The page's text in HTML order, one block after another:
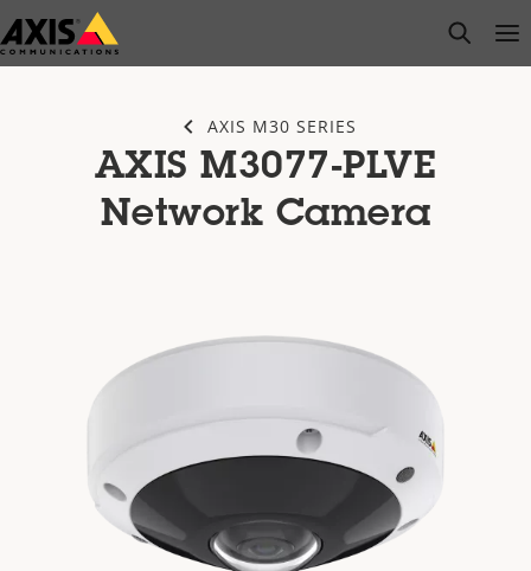
Salta
al
open
AXIS M30 SERIES
AXIS M3077-PLVE
Network Camera